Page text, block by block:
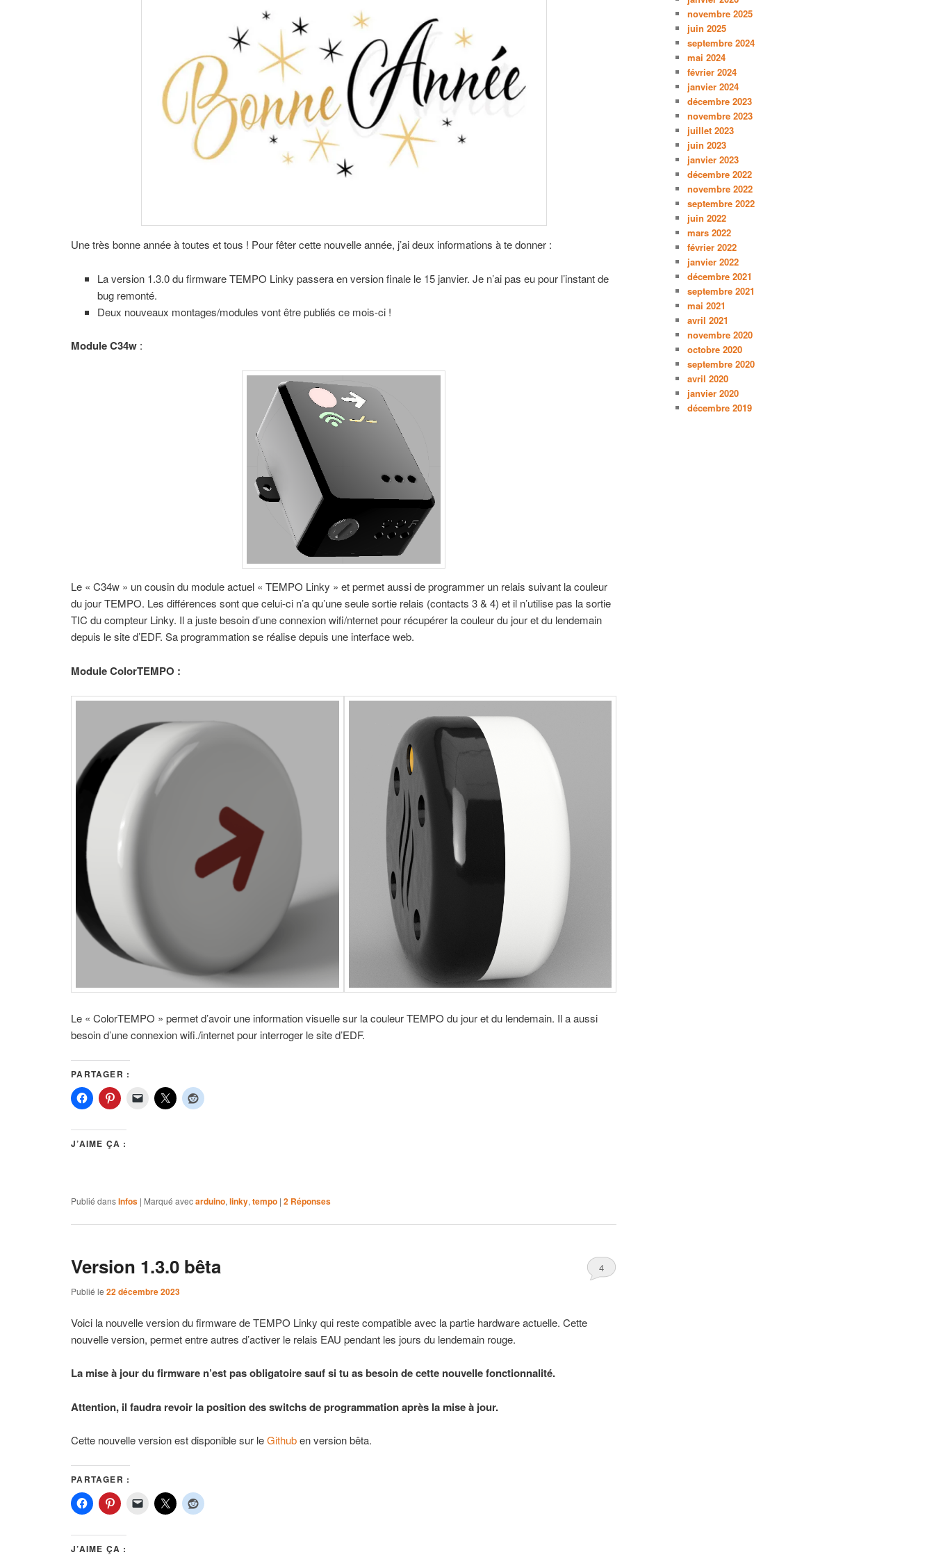
Une très bonne année à toutes et tous ! Pour fêter cette nouvelle année, j’ai deux informations à te donner :
La version 1.3.0 du firmware TEMPO Linky passera en version finale le 15 janvier. Je n’ai pas eu pour l’instant de
bug remonté.
Deux nouveaux montages/modules vont être publiés ce mois-ci !
Module C34w :
Le « C34w » un cousin du module actuel « TEMPO Linky » et permet aussi de programmer un relais suivant la couleur
du jour TEMPO. Les différences sont que celui-ci n’a qu’une seule sortie relais (contacts 3 & 4) et il n’utilise pas la sortie
TIC du compteur Linky. Il a juste besoin d’une connexion wifi/nternet pour récupérer la couleur du jour et du lendemain
depuis le site d’EDF. Sa programmation se réalise depuis une interface web.
Module ColorTEMPO :
Le « ColorTEMPO » permet d’avoir une information visuelle sur la couleur TEMPO du jour et du lendemain. Il a aussi
besoin d’une connexion wifi./internet pour interroger le site d’EDF.
PARTAGER :
J’AIME ÇA :
Publié dansInfos | Marqué avecarduino,linky,tempo |2 Réponses
Version 1.3.0 bêta
Publié le22 décembre 2023
4
Voici la nouvelle version du firmware de TEMPO Linky qui reste compatible avec la partie hardware actuelle. Cette
nouvelle version, permet entre autres d’activer le relais EAU pendant les jours du lendemain rouge.
La mise à jour du firmware n’est pas obligatoire sauf si tu as besoin de cette nouvelle fonctionnalité.
Attention, il faudra revoir la position des switchs de programmation après la mise à jour.
Cette nouvelle version est disponible sur leGithuben version bêta.
PARTAGER :
J’AIME ÇA :
novembre 2025
juin 2025
septembre 2024
mai 2024
février 2024
janvier 2024
décembre 2023
novembre 2023
juillet 2023
juin 2023
janvier 2023
décembre 2022
novembre 2022
septembre 2022
juin 2022
mars 2022
février 2022
janvier 2022
décembre 2021
septembre 2021
mai 2021
avril 2021
novembre 2020
octobre 2020
septembre 2020
avril 2020
janvier 2020
décembre 2019